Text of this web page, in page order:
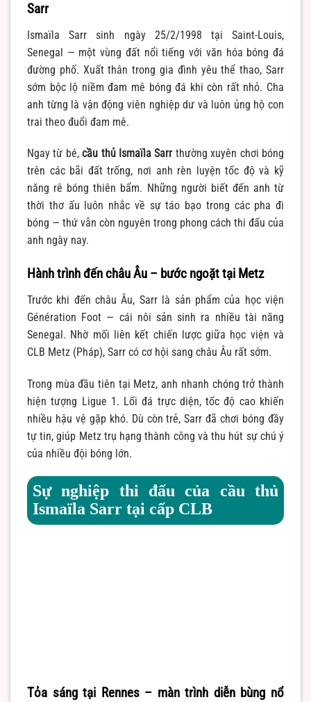
Sarr
Ismaïla Sarr sinh ngày 25/2/1998 tại Saint-Louis,
Senegal — một vùng đất nổi tiếng với văn hóa bóng đá
đường phố. Xuất thân trong gia đình yêu thể thao, Sarr
sớm bộc lộ niềm đam mê bóng đá khi còn rất nhỏ. Cha
anh từng là vận động viên nghiệp dư và luôn ủng hộ con
trai theo đuổi đam mê.
Ngay từ bé,cầu thủ Ismaïla Sarrthường xuyên chơi bóng
trên các bãi đất trống, nơi anh rèn luyện tốc độ và kỹ
năng rê bóng thiên bẩm. Những người biết đến anh từ
thời thơ ấu luôn nhắc về sự táo bạo trong các pha đi
bóng — thứ vẫn còn nguyên trong phong cách thi đấu của
anh ngày nay.
Hành trình đến châu Âu – bước ngoặt tại Metz
Trước khi đến châu Âu, Sarr là sản phẩm của học viện
Génération Foot — cái nôi sản sinh ra nhiều tài năng
Senegal. Nhờ mối liên kết chiến lược giữa học viện và
CLB Metz (Pháp), Sarr có cơ hội sang châu Âu rất sớm.
Trong mùa đầu tiên tại Metz, anh nhanh chóng trở thành
hiện tượng Ligue 1. Lối đá trực diện, tốc độ cao khiến
nhiều hậu vệ gặp khó. Dù còn trẻ, Sarr đã chơi bóng đầy
tự tin, giúp Metz trụ hạng thành công và thu hút sự chú ý
của nhiều đội bóng lớn.
Sự nghiệp thi đấu của cầu thủ
Ismaïla Sarr tại cấp CLB
Tỏa sáng tại Rennes – màn trình diễn bùng nổ